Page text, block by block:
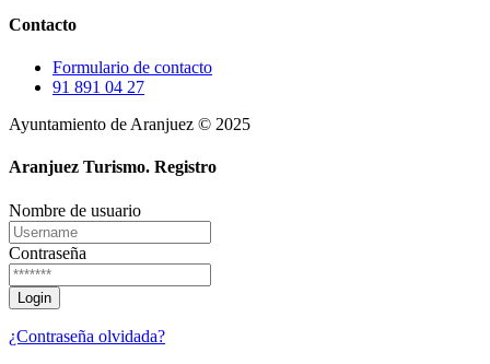
Contacto
Formulario de contacto
91 891 04 27
Ayuntamiento de Aranjuez © 2025
Aranjuez Turismo. Registro
Nombre de usuario
Contraseña
¿Contraseña olvidada?